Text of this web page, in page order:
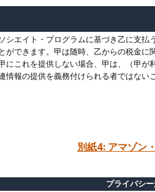
シエイト・プログラムに基づき乙に支
ができます。甲は随時、乙からの税金
にこれを提供しない場合、甲は、（甲
情報の提供を義務付けられる者ではな
別紙4: アマゾン
プライバシ